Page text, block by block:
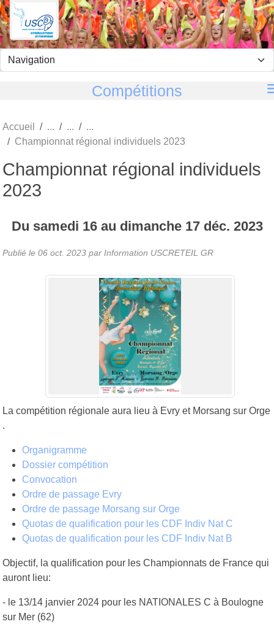
Compétitions
Accueil
Championnat régional individuels 2023
Championnat régional individuels
2023
Du samedi 16au dimanche 17 déc. 2023
Publié le 06 oct. 2023 par Information USCRETEIL GR
La compétition régionale aura lieu à Evry et Morsang sur Orge
.
Organigramme
Dossier compétition
Convocation
Ordre de passage Evry
Ordre de passage Morsang sur Orge
Quotas de qualification pour les CDF Indiv Nat C
Quotas de qualification pour les CDF Indiv Nat B
Objectif, la qualification pour les Championnats de France qui
auront lieu:
- le 13/14 janvier 2024 pour les NATIONALES C à Boulogne
sur Mer (62)
Panneau de gestion des cookies